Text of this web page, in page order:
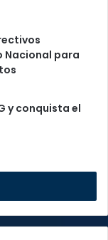
Nacional para
y conquista el